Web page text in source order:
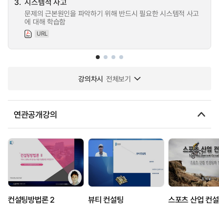
문제의 근본원인을 파악하기 위해 반드시 필요한 시스템적 사고
에 대해 학습함
URL
강의차시 전체보기
연관공개강의
컨설팅방법론 2 뷰티 컨설팅 스포츠 산업 컨